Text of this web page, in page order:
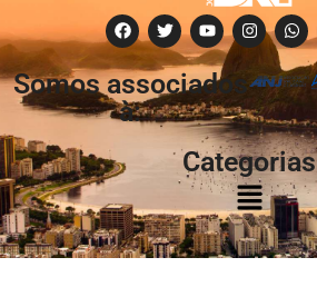
Somos associados
à:
Categorias